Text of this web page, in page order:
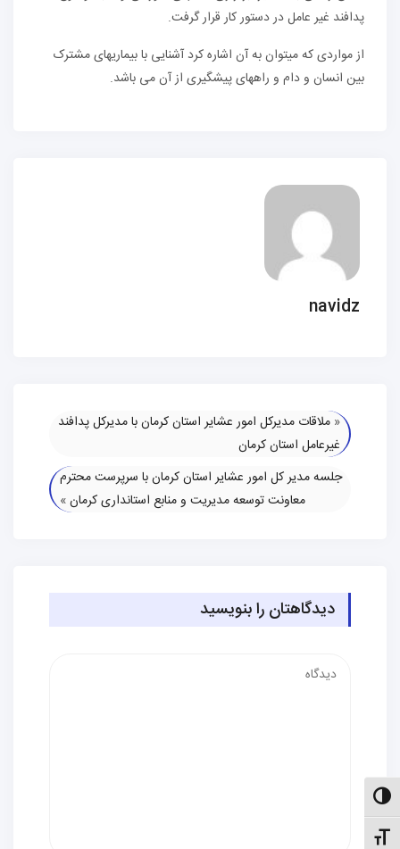
حالت کنتراست بالا
تنظیم اندازهٔ فونت
پدافند غیر عامل در دستور کار قرار گرفت.
از مواردی که میتوان به آن اشاره کرد آشنایی با بیماریهای مشترک
بین انسان و دام و راههای پیشگیری از آن می باشد.
navidz
« ملاقات مدیرکل امور عشایر استان کرمان با مدیرکل پدافند
غیرعامل استان کرمان
جلسه مدیر کل امور عشایر استان کرمان با سرپرست محترم
معاونت توسعه مدیریت و منابع استانداری کرمان»
دیدگاهتان را بنویسید